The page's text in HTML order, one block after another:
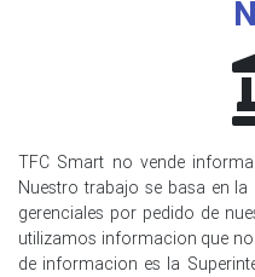
TFC Smart no vende
Nuestro trabajo se basa en
gerenciales por pedido de
utilizamos informacion que
de informacion es la